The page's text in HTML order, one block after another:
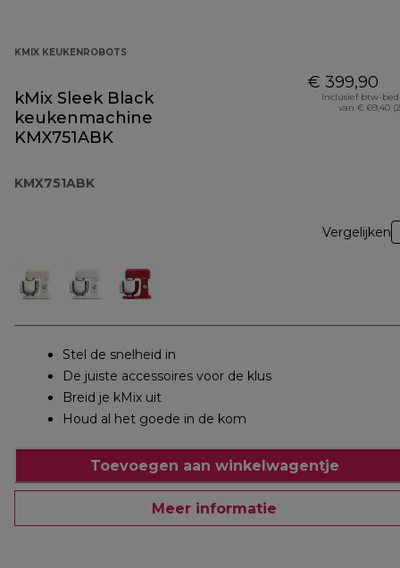
KMIX KEUKENROBOTS
kMix Sleek Black
keukenmachine
KMX751ABK
KMX751ABK
€ 399,90
Inclusief btw-
van € 69,40
Vergelijken
Stel de snelheid in
De juiste accessoires voor de klus
Breid je kMix uit
Houd al het goede in de kom
Toevoegen aan winkelwagentje
Meer informatie